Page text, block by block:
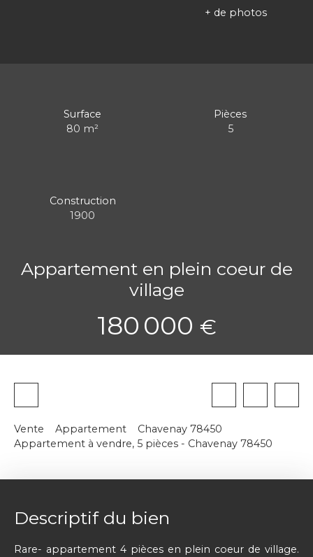
+ de photos
Surface
80 m²
Pièces
5
Construction
1900
Appartement en plein coeur de
village
180 000 €
Vente Appartement
Chavenay 78450
Appartement à vendre, 5 pièces - Chavenay 78450
Descriptif du bien
Rare- appartement 4 pièces en plein coeur de village.